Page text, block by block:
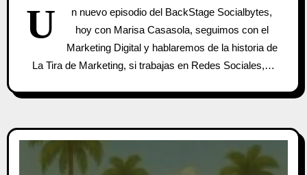
U
n nuevo episodio del BackStage Socialbytes,
hoy con Marisa Casasola, seguimos con el
Marketing Digital y hablaremos de la historia de
La Tira de Marketing, si trabajas en Redes Sociales,…